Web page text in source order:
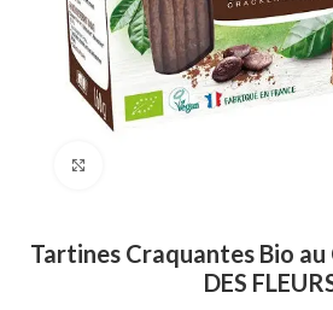
Tartines Craquantes Bio au
DES